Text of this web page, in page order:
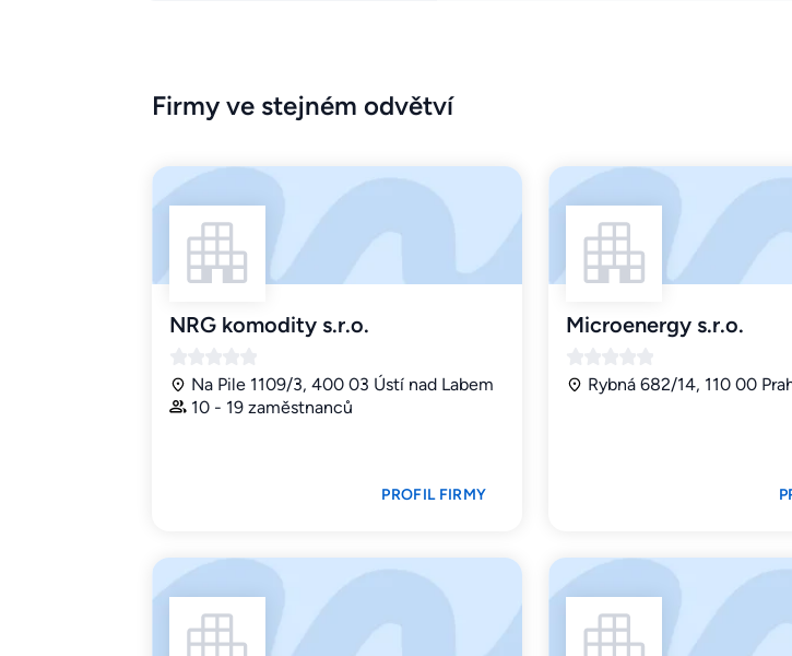
Firmy ve stejném odvětví
NRG komodity s.r.o.
Na Pile 1109/3, 400 03 Ústí nad Labem
10 - 19 zaměstnanců
PROFIL FIRMY
Microenergy s.r.o.
Rybná 682/14, 110 00